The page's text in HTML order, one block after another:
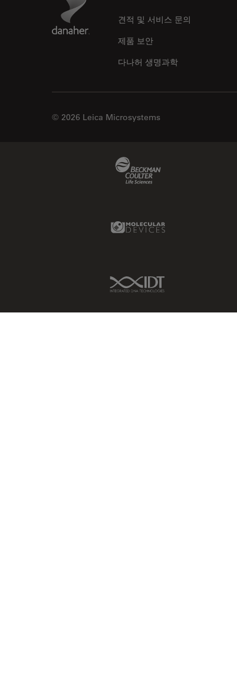
견적 및 서비스 문의
제품 보안
다나허 생명과학
© 2026 Leica Microsystems
Molecular Devices Link
IDT Link